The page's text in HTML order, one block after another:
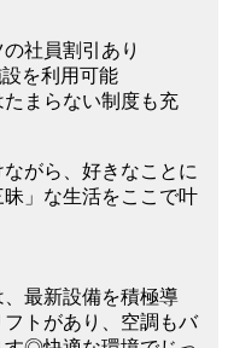
社員割引あり
を利用可能
まらない制度も充
がら、好きなことに
」な生活をここで叶
、最新設備を積極導
フトがあり、空調もバ